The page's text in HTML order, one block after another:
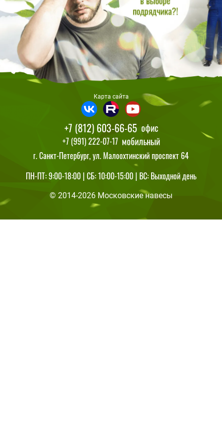
ПН-ПТ: 9:00-18:00 | СБ: 10:00-15:00 | ВС: Выходной день
© 2014-2026 Московские навесы
+7 (812) 603-66-65 офис
+7 (991) 222-07-17 мобильный
г. Санкт-Петербург, ул. Малоохтинский проспект 64
Карта сайта